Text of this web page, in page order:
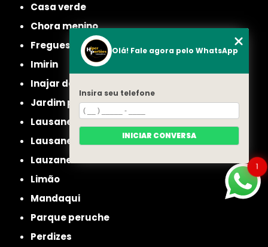
casa verde
chora menino
freguesia do ó
imirin
inajar de souza
jardim picolo
lausane
lausane paulista
lauzane
limão
mandaqui
parque peruche
perdizes
1
Olá! Fale agora pelo WhatsApp
Insira seu telefone
INICIAR CONVERSA